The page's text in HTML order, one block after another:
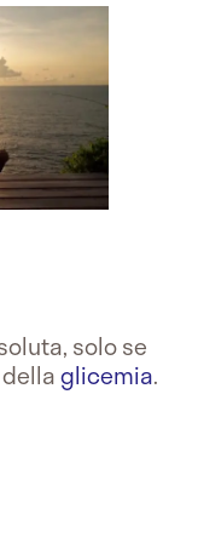
solo se
glicemia.